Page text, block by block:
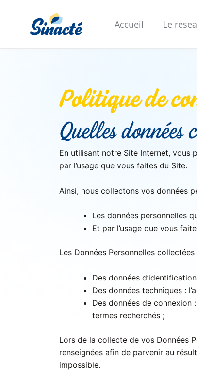
Accueil Le
Politique de
Quelles données
En utilisant notre Site Internet, vous
par l’usage que vous faites du Site.
Ainsi, nous collectons vos données
Les données personnelles
Et par l’usage que vous
Les Données Personnelles
Des données
Des données techniques :
Des données de connexion
termes recherchés ;
Lors de la collecte de vos Données
renseignées afin de parvenir au
impossible.